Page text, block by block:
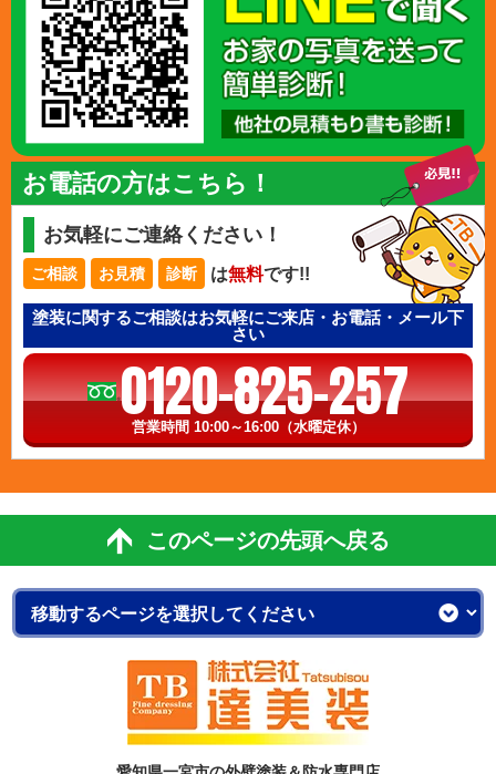
お電話の方はこちら！
お気軽にご連絡ください！
ご相談 お見積 診断 は無料です!!
塗装に関するご相談はお気軽にご来店・お電話・メール下
さい
0120-825-257
営業時間 10:00～16:00（水曜定休）
このページの先頭へ戻る